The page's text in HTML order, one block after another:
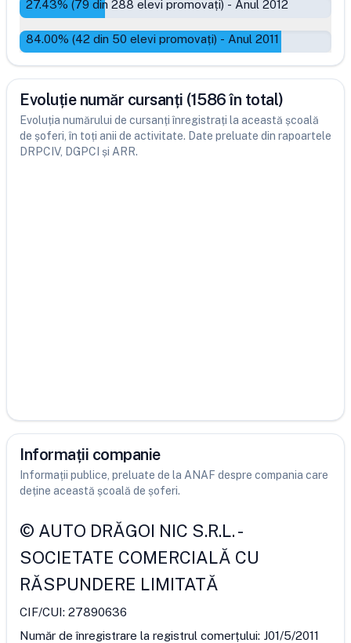
27.43% (79 din 288 elevi promovați) - Anul 2012
84.00% (42 din 50 elevi promovați) - Anul 2011
Evoluție număr cursanți (1586 în total)
Evoluția numărului de cursanți înregistrați la această școală
de șoferi, în toți anii de activitate. Date preluate din rapoartele
DRPCIV, DGPCI și ARR.
Informații companie
Informații publice, preluate de la ANAF despre compania care
deține această școală de șoferi.
© AUTO DRĂGOI NIC S.R.L.-
SOCIETATE COMERCIALĂ CU
RĂSPUNDERE LIMITATĂ
CIF/CUI: 27890636
Număr de înregistrare la registrul comerțului: J01/5/2011